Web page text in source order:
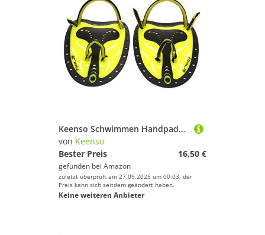
Keenso Schwimmen Handpaddel, Kinder Schwimmtraining Paddel Unisex PP + TPR Handpaddel Schwimmtraining Ausrüstung zum Schwimmen, Tauchen, Schnorcheln (M-Gelb)
von Keenso
Bester Preis
16,50 €
gefunden bei Amazon
zuletzt überprüft am 27.09.2025 um 00:03; der
Preis kann sich seitdem geändert haben.
Keine weiteren Anbieter